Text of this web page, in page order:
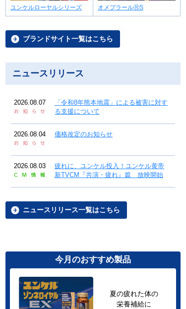
ユンケルローヤルシリーズ オメプラールⓇS
ブランドサイト一覧はこちら
ニュースリリース
2026.08.07
「令和8年熊本地震」による被害に対す
る支援について
2026.08.04 価格改定のお知らせ
2026.08.03
疲れに、ユンケル投入！ユンケル黄帝
新TVCM『共演・疲れ』篇 放映開始
ニュースリリース一覧はこちら
今月のおすすめ製品
夏の疲れた体の
栄養補給に